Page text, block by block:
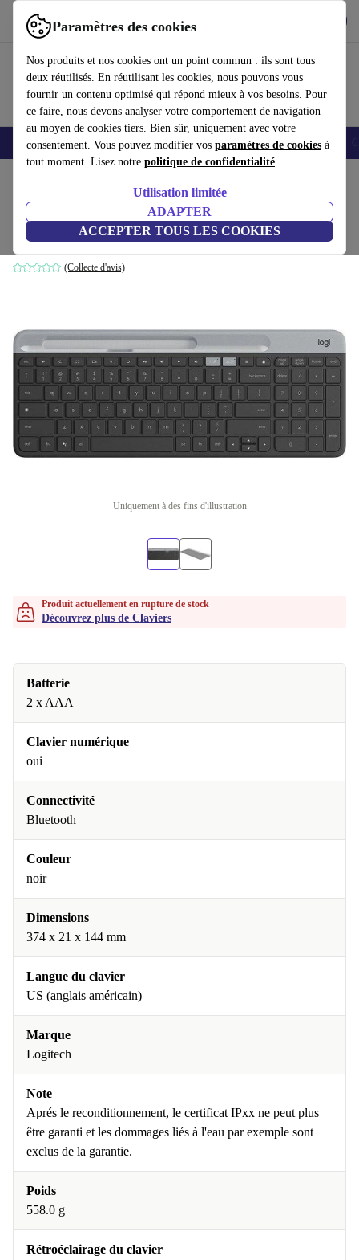
Paramètres des cookies
Nos produits et nos cookies ont un point commun : ils sont tous
deux réutilisés. En réutilisant les cookies, nous pouvons vous
fournir un contenu optimisé qui répond mieux à vos besoins. Pour
ce faire, nous devons analyser votre comportement de navigation
au moyen de cookies tiers. Bien sûr, uniquement avec votre
consentement. Vous pouvez modifier vos paramètres de cookies à
tout moment. Lisez notre politique de confidentialité.
Utilisation limitée
ADAPTER
ACCEPTER TOUS LES COOKIES
Utilisez refurbed rapidement et facilement
Smartphones Laptops Tablettes Montres connectées Accessoires
Logitech K580
Noir | US
(Collecte d'avis)
Uniquement à des fins d'illustration
Produit actuellement en rupture de stock
Découvrez plus de Claviers
Batterie
2 x AAA
Clavier numérique
oui
Connectivité
Bluetooth
Couleur
noir
Dimensions
374 x 21 x 144 mm
Langue du clavier
US (anglais américain)
Marque
Logitech
Note
Aprés le reconditionnement, le certificat IPxx ne peut plus
être garanti et les dommages liés à l'eau par exemple sont
exclus de la garantie.
Poids
558.0 g
Rétroéclairage du clavier